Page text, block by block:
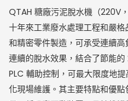
QTAH 糖廠污泥脫水機（220V
十年來工業廢水處理工程和嚴
和精密零件製造，可承受連續
連續的脫水效果，結合了節能
PLC 輔助控制，可最大限度地
化現場維護。其主要特點和優